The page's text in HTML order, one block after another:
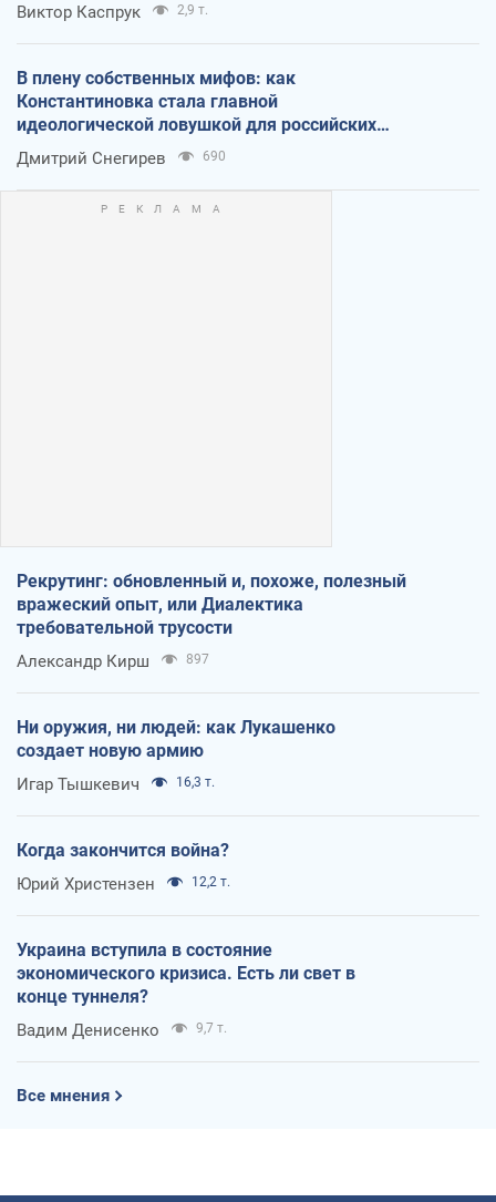
Виктор Каспрук 2,9 т.
В плену собственных мифов: как
Константиновка стала главной
идеологической ловушкой для российских
оккупантов
Дмитрий Снегирев 690
Рекрутинг: обновленный и, похоже, полезный
вражеский опыт, или Диалектика
требовательной трусости
Александр Кирш 897
Ни оружия, ни людей: как Лукашенко
создает новую армию
Игар Тышкевич 16,3 т.
Когда закончится война?
Юрий Христензен 12,2 т.
Украина вступила в состояние
экономического кризиса. Есть ли свет в
конце туннеля?
Вадим Денисенко 9,7 т.
Все мнения